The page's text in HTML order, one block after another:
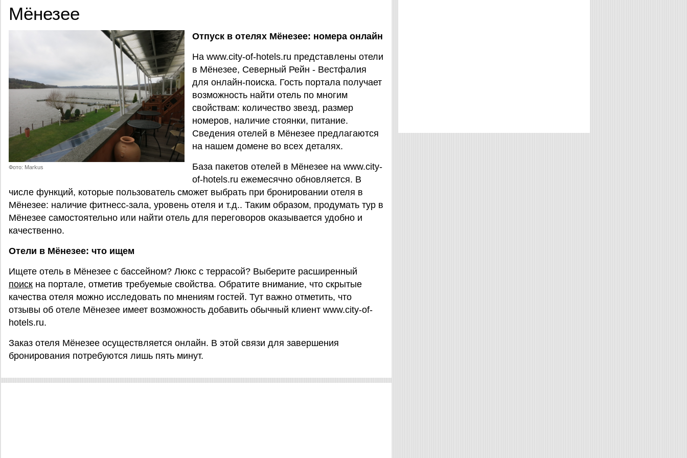
Мёнезее
Фото: Markus
Отпускв отелях Мёнезее: номера онлайн
На www.city-of-hotels.ru представлены отели
в Мёнезее, Северный Рейн - Вестфалия
для онлайн-поиска. Гость портала получает
возможность найти отель по многим
свойствам: количество звезд, размер
номеров, наличие стоянки, питание.
Сведения отелей в Мёнезее предлагаются
на нашем домене во всех деталях.
База пакетов отелей в Мёнезее на www.city-
of-hotels.ru ежемесячно обновляется. В
числе функций, которые пользователь сможет выбрать при бронировании отеля в
Мёнезее: наличие фитнесс-зала, уровень отеля и т.д.. Таким образом, продумать тур в
Мёнезее самостоятельно или найти отель для переговоров оказывается удобно и
качественно.
Отели в Мёнезее: что ищем
Ищете отель в Мёнезее с бассейном? Люкс с террасой? Выберите расширенный
поиск на портале, отметив требуемые свойства. Обратите внимание, что скрытые
качества отеля можно исследовать по мнениям гостей. Тут важно отметить, что
отзывы об отеле Мёнезее имеет возможность добавить обычный клиент www.city-of-
hotels.ru.
Заказ отеля Мёнезее осуществляется онлайн. В этой связи для завершения
бронирования потребуются лишь пять минут.